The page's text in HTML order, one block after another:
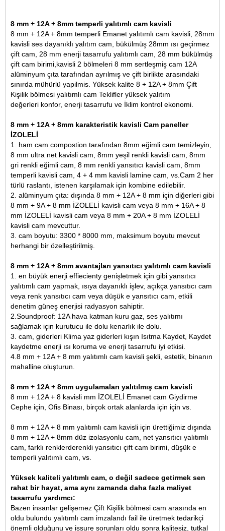
8 mm + 12A + 8mm temperli yalıtımlı cam kavisli
8 mm + 12A + 8mm temperli Emanet yalıtımlı cam kavisli, 28mm
kavisli ses dayanıklı yalıtım cam, bükülmüş 28mm ısı geçirmez
çift cam, 28 mm enerji tasarrufu yalıtımlı cam, 28 mm bükülmüş
çift cam birimi, kavisli 2 bölmeleri 8 mm sertleşmiş cam 12A
alüminyum çıta tarafından ayrılmış ve çift birlikte arasındaki
sınırda mühürlü yapilmis. Yüksek kalite 8 + 12A + 8mm Çift
Kişilik bölmesi yalıtımlı cam Teklifler yüksek yalıtım
değerleri konfor, enerji tasarrufu ve İklim kontrol ekonomi.
8 mm + 12A + 8mm karakteristik kavisli Cam paneller
İZOLELİ
1. ham cam compostion tarafından 8mm eğimli cam temizleyin
8 mm ultra net kavisli cam, 8mm yeşil renkli kavisli cam, 8mm
gri renkli eğimli cam, 8 mm renkli yansıtıcı kavisli cam, 8mm
temperli kavisli cam, 4 + 4 mm kavisli lamine cam, vs. Cam 2 her
türlü raslantı, istenen karşılamak için kombine edilebilir.
2. alüminyum çıta: dışında 8 mm + 12A + 8 mm için diğerleri gibi
8 mm + 9A + 8 mm İZOLELİ kavisli cam veya 8 mm + 16A + 8
mm İZOLELİ kavisli cam veya 8 mm + 20A + 8 mm İZOLELİ
kavisli cam mevcuttur.
3. cam boyutu: 3300 * 8000 mm, maksimum boyutu mevcut
herhangi bir özelleştirilmiş.
8 mm + 12A + 8mm avantajları yansıtıcı yalıtımlı cam kavisli
1. en büyük enerji effiecienty genişletmek için gibi yansıtıcı
yalıtımlı cam yapmak, ısıya dayanıklı işlev, açıkça yansıtıcı cam
veya renk yansıtıcı cam veya düşük e yansıtıcı cam, etkili
denetim güneş enerjisi radyasyon sahiptir.
2.Soundproof: 12A hava katman kuru gaz, ses yalıtımı
sağlamak için kurutucu ile dolu kenarlık ile dolu.
3. cam, giderleri Klima yaz giderleri kışın Isıtma Kaydet, Kaydet
kaydetme enerji ısı koruma ve enerji tasarrufu iyi etkisi.
4.8 mm + 12A + 8 mm yalıtımlı cam kavisli şekli, estetik, binanın
mahalline oluşturun.
8 mm + 12A + 8mm uygulamaları yalıtılmış cam kavisli
8 mm + 12A + 8 kavisli mm İZOLELİ Emanet cam Giydirme
Cephe için , Ofis Binası, birçok ortak alanlarda için için vs.
8 mm + 12A + 8 mm yalıtımlı cam kavisli için ürettiğimiz dışında
8 mm + 12A + 8mm düz izolasyonlu cam , net yansıtıcı yalıtımlı
cam, farklı renklerderenkli yansıtıcı çift cam birimi , düşük e
temperli yalıtımlı cam, vs.
Yüksek kaliteli yalıtımlı cam, o değil sadece getirmek sen
rahat bir hayat, ama aynı zamanda daha fazla maliyet
tasarrufu yardımcı:
Bazen insanlar gelişemez Çift Kişilik bölmesi cam arasında en
oldu bulundu yalıtımlı cam imzalandı fail ile üretmek tedarikçi
önemli olduğunu ve issure sorunları oldu sonra kalitesiz, tutkal